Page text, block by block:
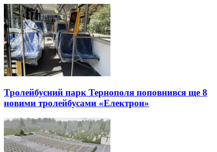
Тролейбусний парк Тернополя поповнився ще 8
новими тролейбусами «Електрон»